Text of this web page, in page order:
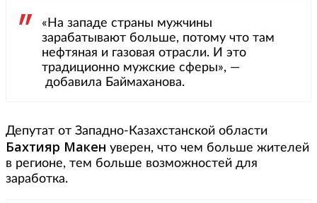
«На западе страны мужчины
зарабатывают больше, потому что там
нефтяная и газовая отрасли. И это
традиционно мужские сферы», —
добавила Баймаханова.
Депутат от Западно-Казахстанской области
Бахтияр Макен уверен, что чем больше жителей
в регионе, тем больше возможностей для
заработка.